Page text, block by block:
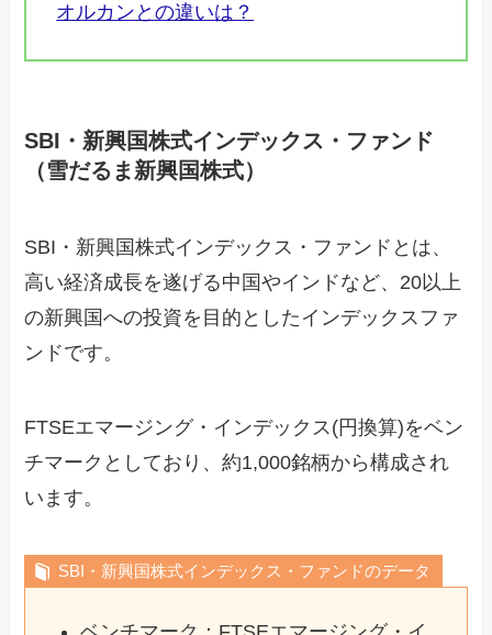
オルカンとの違いは？
SBI・新興国株式インデックス・ファンド
（雪だるま新興国株式）
SBI・新興国株式インデックス・ファンドとは、
高い経済成長を遂げる中国やインドなど、20以上
の新興国への投資を目的としたインデックスファ
ンドです。
FTSEエマージング・インデックス(円換算)をベン
チマークとしており、約1,000銘柄から構成され
います。
SBI・新興国株式インデックス・ファンドのデータ